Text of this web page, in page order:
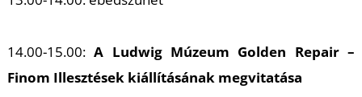
14.00-15.00:A Ludwig Múzeum Golden Repair –
Finom Illesztésekkiállításának megvitatása